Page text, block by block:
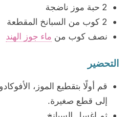
2 حبة موز ناضجة
2 كوب من السبانخ المقطعة
نصف كوب من ماء جوز الهند
التحضير
قم أولًا بتقطيع الموز،
إلى قطع صغيرة.